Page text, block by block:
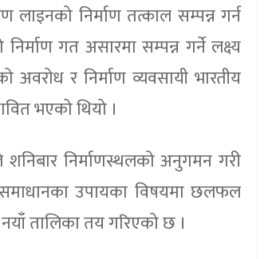
लाइनको निर्माण तत्काल सम्पन्न गर्न
गत असारमा सम्पन्न गर्ने लक्ष्य
र निर्माण व्यवसायी भारतीय
भएको थियो ।
शनिबार निर्माणस्थलको अनुगमन गरी
समाधानका उपायका विषयमा छलफल
तालिका तय गरिएको छ ।